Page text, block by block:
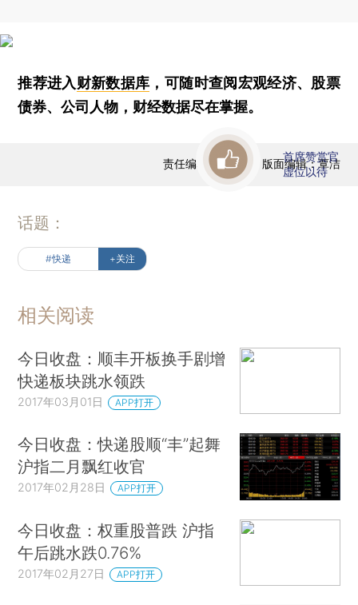
推荐进入财新数据库 ，可随时查阅宏观经济、股票
债券、公司人物，财经数据尽在掌握。
责任编辑：曹文姣 | 版面编辑：覃洁
首席赞赏官
虚位以待
话题：
#快递 +关注
相关阅读
今日收盘：顺丰开板换手剧增
快递板块跳水领跌
2017年03月01日 APP打开
今日收盘：快递股顺“丰”起舞
沪指二月飘红收官
2017年02月28日 APP打开
今日收盘：权重股普跌 沪指
午后跳水跌0.76%
2017年02月27日 APP打开